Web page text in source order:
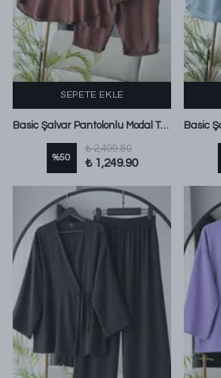
SEPETE EKLE
Basic Şalvar Pantolonlu Modal Takım Kahve
%50
₺ 2,499.80
₺ 1,249.90